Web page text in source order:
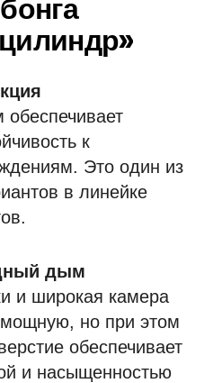
к
Это один из
в линейке
дым
и широкая камера
но при этом
обеспечивает
и насыщенностью